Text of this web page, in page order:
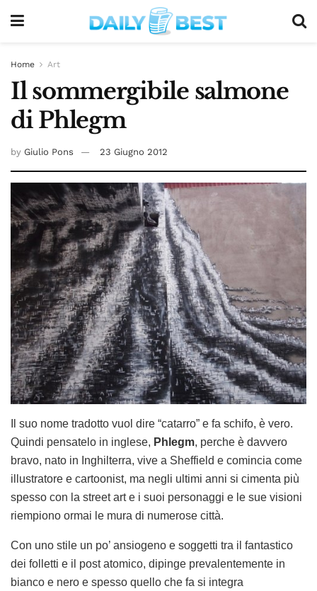
Home Art
Il sommergibile salmone
di Phlegm
by Giulio Pons 23 Giugno 2012
Il suo nome tradotto vuol dire “catarro” e fa schifo, è vero.
Quindi pensatelo in inglese, Phlegm, perche è davvero
bravo, nato in Inghilterra, vive a Sheffield e comincia come
illustratore e cartoonist, ma negli ultimi anni si cimenta più
spesso con la street art e i suoi personaggi e le sue visioni
riempiono ormai le mura di numerose città.
Con uno stile un po’ ansiogeno e soggetti tra il fantastico
dei folletti e il post atomico, dipinge prevalentemente in
bianco e nero e spesso quello che fa si integra